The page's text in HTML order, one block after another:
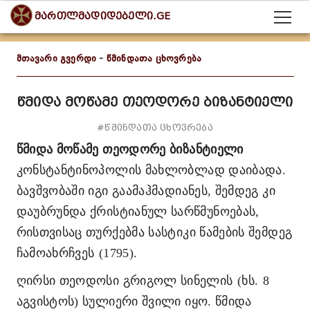
მართლმადიდებელი.GE
მთავარი გვერდი - წმინდათა ცხოვრება
წმიდა მოწამე თეოდორე ბიზანტიელი
#წმინდათა ცხოვრება
წმიდა მოწამე თეოდორე ბიზანტიელი
კონსტანტინოპოლის მახლობლად დაიბადა.
ბავშვობაში იგი გაამაჰმადიანეს, შემდეგ კი
დაუბრუნდა ქრისტიანულ სარწმუნოებას,
რისთვისაც თურქებმა სასტიკი წამების შემდეგ
ჩამოახრჩვეს (1795).
ღირსი თეოდოსი გრიგოლ სინელის (ხს. 8
აგვისტოს) სულიერი შვილი იყო. წმიდა